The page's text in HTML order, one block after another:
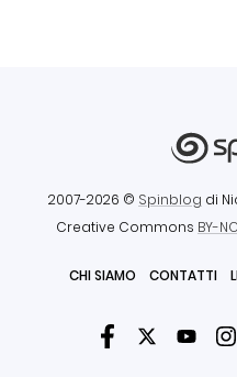
2007-2026 © Spinblog di
Creative Commons BY-
CHI SIAMO CONTATTI